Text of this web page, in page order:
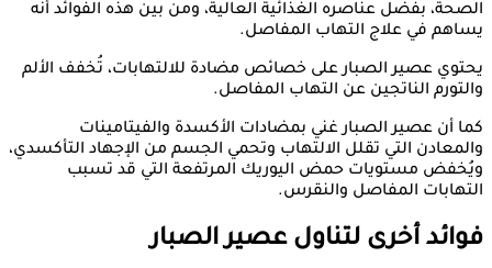
الصحة، بفضل عناصره الغذائية العالية، ومن بين هذه الفوائد أنه
يساهم في علاج التهاب المفاصل.
يحتوي عصير الصبار على خصائص مضادة للالتهابات، تُخفف الألم
والتورم الناتجين عن التهاب المفاصل.
كما أن عصير الصبار غني بمضادات الأكسدة والفيتامينات
والمعادن التي تقلل الالتهاب وتحمي الجسم من الإجهاد التأكسدي،
ويُخفض مستويات حمض اليوريك المرتفعة التي قد تسبب
التهابات المفاصل والنقرس.
فوائد أخرى لتناول عصير الصبار